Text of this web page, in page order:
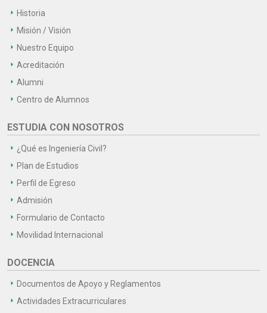
Historia
Misión / Visión
Nuestro Equipo
Acreditación
Alumni
Centro de Alumnos
ESTUDIA CON NOSOTROS
¿Qué es Ingeniería Civil?
Plan de Estudios
Perfil de Egreso
Admisión
Formulario de Contacto
Movilidad Internacional
DOCENCIA
Documentos de Apoyo y Reglamentos
Actividades Extracurriculares